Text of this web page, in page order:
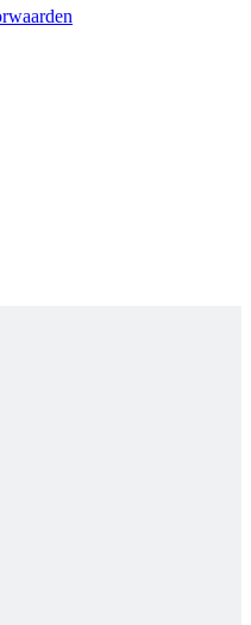
| midnight blue |